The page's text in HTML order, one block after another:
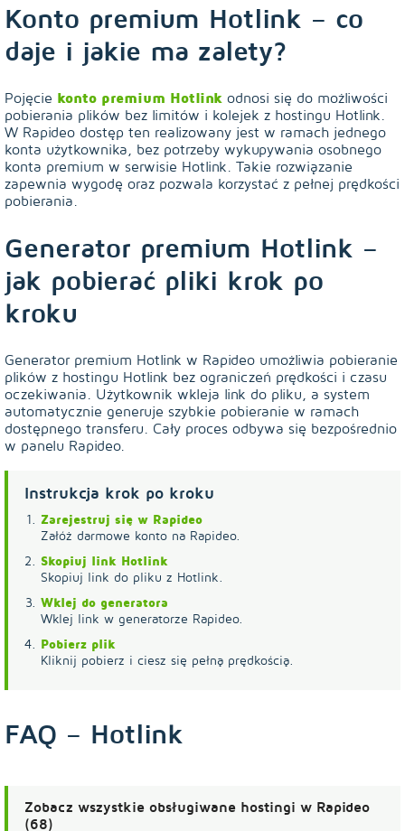
Konto premium Hotlink – co
daje i jakie ma zalety?
Pojęcie konto premium Hotlink odnosi się do możliwości
pobierania plików bez limitów i kolejek z hostingu Hotlink.
W Rapideo dostęp ten realizowany jest w ramach jednego
konta użytkownika, bez potrzeby wykupywania osobnego
konta premium w serwisie Hotlink. Takie rozwiązanie
zapewnia wygodę oraz pozwala korzystać z pełnej prędkości
pobierania.
Generator premium Hotlink –
jak pobierać pliki krok po
kroku
Generator premium Hotlink w Rapideo umożliwia pobieranie
plików z hostingu Hotlink bez ograniczeń prędkości i czasu
oczekiwania. Użytkownik wkleja link do pliku, a system
automatycznie generuje szybkie pobieranie w ramach
dostępnego transferu. Cały proces odbywa się bezpośrednio
w panelu Rapideo.
Instrukcja krok po kroku
Zarejestruj się w Rapideo
Załóż darmowe konto na Rapideo.
Skopiuj link Hotlink
Skopiuj link do pliku z Hotlink.
Wklej do generatora
Wklej link w generatorze Rapideo.
Pobierz plik
Kliknij pobierz i ciesz się pełną prędkością.
FAQ – Hotlink
Zobacz wszystkie obsługiwane hostingi w Rapideo
(68)